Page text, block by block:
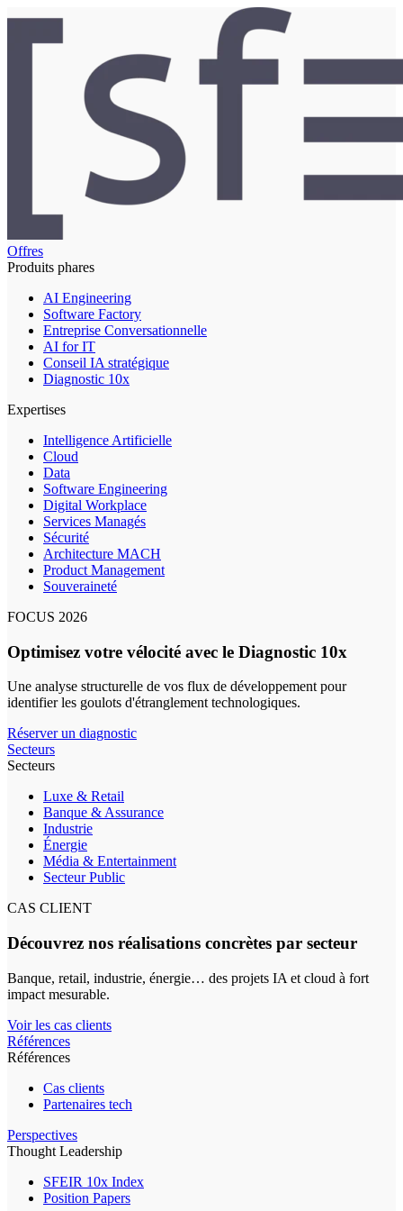
Offres
Produits phares
AI Engineering
Software Factory
Entreprise Conversationnelle
AI for IT
Conseil IA stratégique
Diagnostic 10x
Expertises
Intelligence Artificielle
Cloud
Data
Software Engineering
Digital Workplace
Services Managés
Sécurité
Architecture MACH
Product Management
Souveraineté
FOCUS 2026
Optimisez votre vélocité avec le Diagnostic 10x
Une analyse structurelle de vos flux de développement pour
identifier les goulots d'étranglement technologiques.
Réserver un diagnostic
Secteurs
Secteurs
Luxe & Retail
Banque & Assurance
Industrie
Énergie
Média & Entertainment
Secteur Public
CAS CLIENT
Découvrez nos réalisations concrètes par secteur
Banque, retail, industrie, énergie… des projets IA et cloud à fort
impact mesurable.
Voir les cas clients
Références
Références
Cas clients
Partenaires tech
Perspectives
Thought Leadership
SFEIR 10x Index
Position Papers